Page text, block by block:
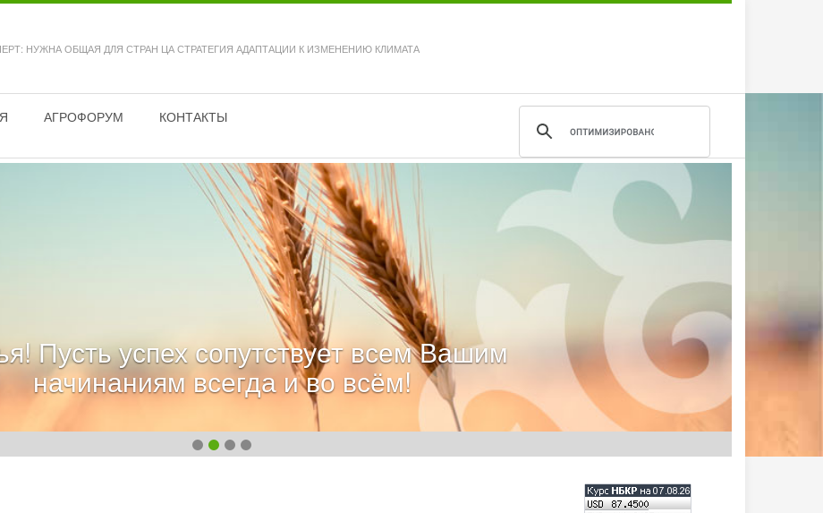
НУЖНА ОБЩАЯ ДЛЯ СТРАН ЦА СТРАТЕГИЯ АДАПТАЦИИ К ИЗМЕНЕНИЮ КЛИМАТА
АГРОФОРУМ КОНТАКТЫ
Пусть успех сопутствует всем Вашим
начинаниям всегда и во всём!